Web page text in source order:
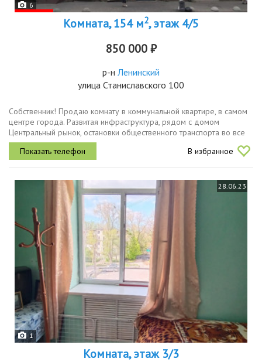
6
Комната, 154 м2, этаж 4/5
850 000 ₽
р-н Ленинский
улица Станиславского 100
Собственник! Продаю комнату в коммунальной квартире, в самом
центре города. Развитая инфраструктура, рядом с домом
Центральный рынок, остановки общественного транспорта во все
районы города, Поликлиника №10, Школа № 39, Гимназия №35,
Детский...
В избранное
28.06.23
1
Комната, этаж 3/3